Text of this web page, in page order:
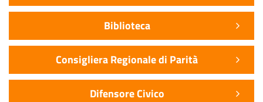
Biblioteca
Consigliera Regionale di Parità
Difensore Civico